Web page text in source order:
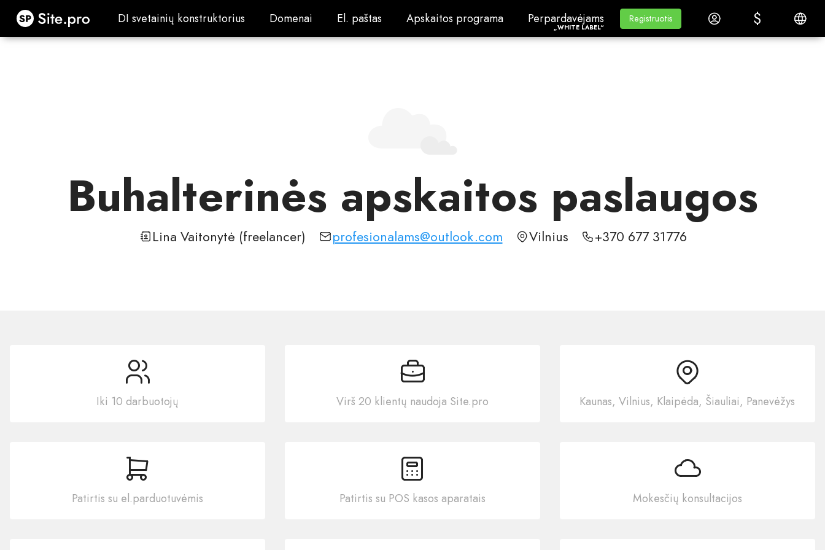
Site.pro DI svetainių konstruktorius
DI svetainių konstruktorius Domenai
Domenai El. paštas
El. paštas Apskaitos programa
Apskaitos programa Perpardavėjams„White Label“
Perpardavėjams
„WHITE LABEL“
Mokymasis
Mokymasis
Registruotis
Registruotis Prisijungti $
$ Lietuvių
Buhalterinės apskaitos paslaugos
Lina Vaitonytė (freelancer) profesionalams@outlook.com Vilnius +370 677 31776
Iki 10 darbuotojų Virš 20 klientų naudoja Site.pro Kaunas, Vilnius, Klaipėda, Šiauliai, Panevėžys
Patirtis su el.parduotuvėmis Patirtis su POS kasos aparatais Mokesčių konsultacijos